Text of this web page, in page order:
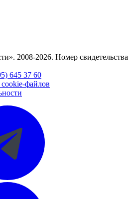
2008-2026. Номер свидетельства
645 37 60
файлов